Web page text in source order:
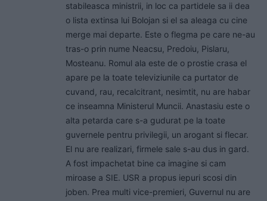
stabileasca ministrii, in loc ca partidele sa ii dea
o lista extinsa lui Bolojan si el sa aleaga cu cine
merge mai departe. Este o flegma pe care ne-au
tras-o prin nume Neacsu, Predoiu, Pislaru,
Mosteanu. Romul ala este de o prostie crasa el
apare pe la toate televiziunile ca purtator de
cuvand, rau, recalcitrant, nesimtit, nu are habar
ce inseamna Ministerul Muncii. Anastasiu este o
alta petarda care s-a gudurat pe la toate
guvernele pentru privilegii, un arogant si flecar.
El nu are realizari, firmele sale s-au dus in gard.
A fost impachetat bine ca imagine si cam
miroase a SIE. USR a propus iepuri scosi din
joben. Prea multi vice-premieri, Guvernul nu are